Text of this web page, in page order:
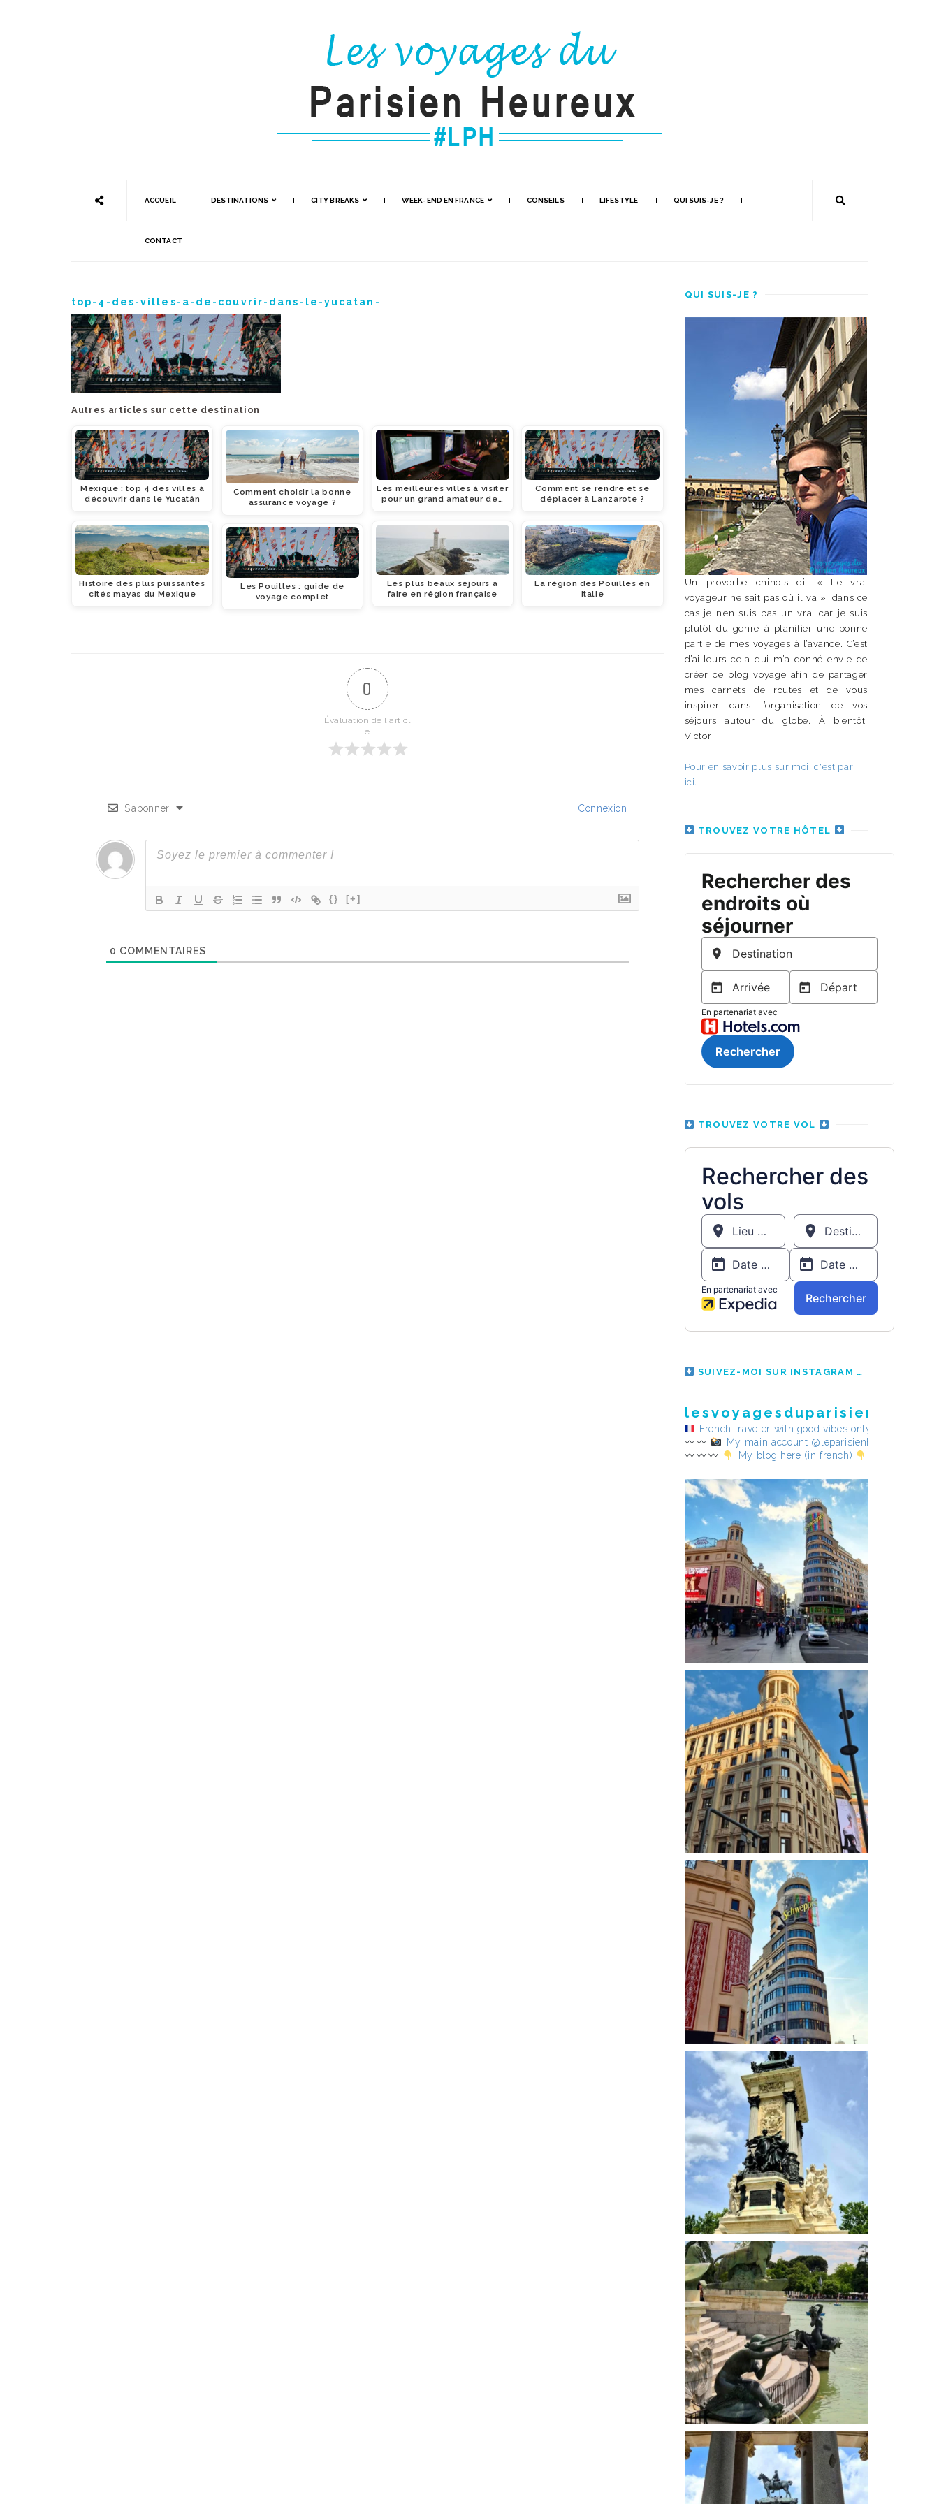
ACCUEIL DESTINATIONS CITY BREAKS WEEK-END EN FRANCE CONSEILS LIFESTYLE QUI SUIS-JE ?
CONTACT
top-4-des-villes-a-de-couvrir-dans-le-yucatan-
Autres articles sur cette destination
Mexique : top 4 des villes à
découvrir dans le Yucatán
Histoire des plus puissantes
cités mayas du Mexique
Comment choisir la bonne
assurance voyage ?
Les Pouilles : guide de
voyage complet
Les meilleures villes à visiter
pour un grand amateur de…
Les plus beaux séjours à
faire en région française
Comment se rendre et se
déplacer à Lanzarote ?
La région des Pouilles en
Italie
0
Évaluation de l'articl
e
S’abonner Connexion
{} [+]
0 COMMENTAIRES
QUI SUIS-JE ?
Un proverbe chinois dit « Le vrai
voyageur ne sait pas où il va », dans ce
cas je n’en suis pas un vrai car je suis
plutôt du genre à planifier une bonne
partie de mes voyages à l’avance. C’est
d’ailleurs cela qui m’a donné envie de
créer ce blog voyage afin de partager
mes carnets de routes et de vous
inspirer dans l’organisation de vos
séjours autour du globe. À bientôt.
Victor
Pour en savoir plus sur moi, c'est par
ici.
TROUVEZ VOTRE HÔTEL
TROUVEZ VOTRE VOL
SUIVEZ-MOI SUR INSTAGRAM
French traveler with good vibes only
My main account @leparisienheureux
My blog here (in french)